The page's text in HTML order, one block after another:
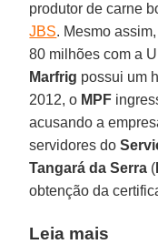
produtor de carne
JBS. Mesmo
80 milhões com a
Marfrig possui um
2012, o MPF
acusando a
servidores do
Tangará da Serra (
obtenção da
Leia mais